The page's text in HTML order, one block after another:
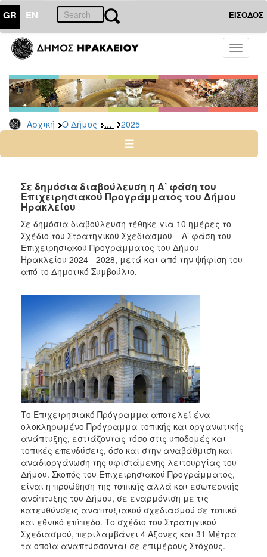
GR EN ΕΙΣΟΔΟΣ
Toggle
Αρχική Ο Δήμος ... 2025
ΔΗΜΟΣ
Δελτία
Τύπου
Αρχείο
2026
2024
2022
2021
2020
2019
2018
2015
2013
2012
2011
2010
2006
ΤΟΠΟΣ
ΠΟΛΙΤΙΣΜΟΣ
ΑΝΘΕΚΤΙΚΗ
ΠΟΛΗ
Σε δημόσια διαβούλευση η Α’ φάση του
Επιχειρησιακού Προγράμματος του Δήμου
Ηρακλείου
Σε δημόσια διαβούλευση τέθηκε για 10 ημέρες το
Σχέδιο του Στρατηγικού Σχεδιασμού – Α’ φάση του
Επιχειρησιακού Προγράμματος του Δήμου
Ηρακλείου 2024 - 2028, μετά και από την ψήφιση του
από το Δημοτικό Συμβούλιο.
Το Επιχειρησιακό Πρόγραμμα αποτελεί ένα
ολοκληρωμένο Πρόγραμμα τοπικής και οργανωτικής
ανάπτυξης, εστιάζοντας τόσο στις υποδομές και
τοπικές επενδύσεις, όσο και στην αναβάθμιση και
αναδιοργάνωση της υφιστάμενης λειτουργίας του
Δήμου. Σκοπός του Επιχειρησιακού Προγράμματος,
είναι η προώθηση της τοπικής αλλά και εσωτερικής
ανάπτυξης του Δήμου, σε εναρμόνιση με τις
κατευθύνσεις αναπτυξιακού σχεδιασμού σε τοπικό
και εθνικό επίπεδο. Το σχέδιο του Στρατηγικού
Σχεδιασμού, περιλαμβάνει 4 Άξονες και 31 Μέτρα
τα οποία αναπτύσσονται σε επιμέρους Στόχους.